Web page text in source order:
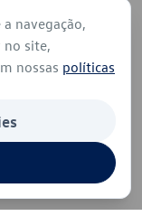
navegação,
no site,
nossas políticas